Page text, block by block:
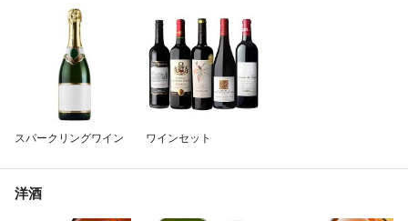
スパークリングワイン ワインセット
洋酒